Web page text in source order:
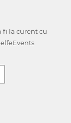
fi la curent cu